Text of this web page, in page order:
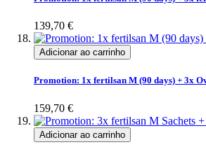
139,70 €
Adicionar ao carrinho
Promotion: 1x fertilsan M (90 days) + 3x
159,70 €
Adicionar ao carrinho